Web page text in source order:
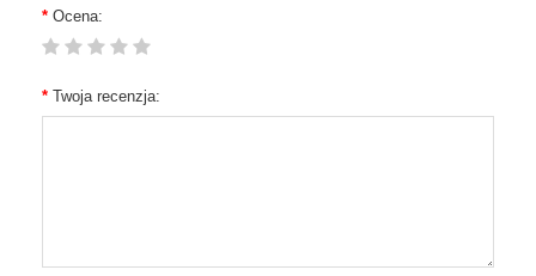
Ocena:
Twoja recenzja: